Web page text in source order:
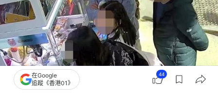
在Google
追蹤《香港01》
44